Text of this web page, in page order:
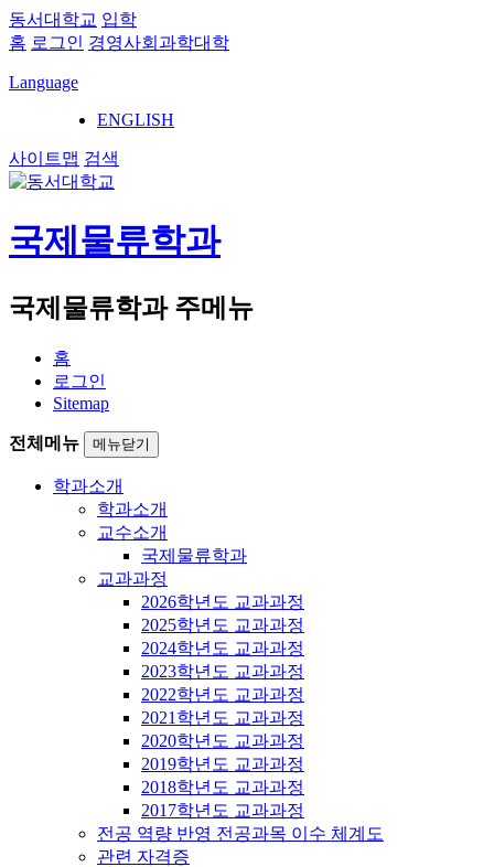
동서대학교 입학
홈 로그인 경영사회과학대학
Language
ENGLISH
사이트맵 검색
국제물류학과
국제물류학과 주메뉴
홈
로그인
Sitemap
전체메뉴 메뉴닫기
학과소개
학과소개
교수소개
국제물류학과
교과과정
2026학년도 교과과정
2025학년도 교과과정
2024학년도 교과과정
2023학년도 교과과정
2022학년도 교과과정
2021학년도 교과과정
2020학년도 교과과정
2019학년도 교과과정
2018학년도 교과과정
2017학년도 교과과정
전공 역량 반영 전공과목 이수 체계도
관련 자격증